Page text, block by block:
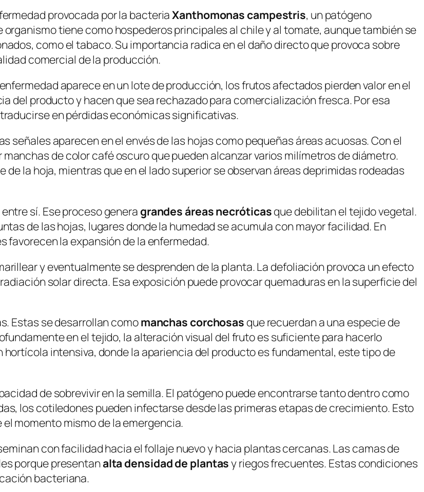
provocada por la bacteriaXanthomonas campestris, un patógeno
tiene como hospederos principales al chile y al tomate, aunque también se
como el tabaco. Su importancia radica en el daño directo que provoca sobre
comercial de la producción.
aparece en un lote de producción, los frutos afectados pierden valor en el
del producto y hacen que sea rechazado para comercialización fresca. Por esa
en pérdidas económicas significativas.
señales aparecen en el envés de las hojas comopequeñas áreas acuosas. Con el
de color café oscuro que pueden alcanzar varios milímetros de diámetro.
la hoja, mientras que en el lado superior se observan áreas deprimidas rodeadas
sí. Ese proceso generagrandes áreas necróticasque debilitan el tejido vegetal.
de las hojas, lugares donde la humedad se acumula con mayor facilidad. En
favorecen la expansión de la enfermedad.
y eventualmente se desprenden de la planta. La defoliación provoca un efecto
solar directa. Esa exposición puede provocar quemaduras en la superficie del
Estas se desarrollan comomanchas corchosasque recuerdan a una especie de
en el tejido, la alteración visual del fruto es suficiente para hacerlo
intensiva, donde la apariencia del producto es fundamental, este tipo de
de sobrevivir en la semilla. El patógeno puede encontrarse tanto dentro como
los cotiledones pueden infectarse desde las primeras etapas de crecimiento. Esto
momento mismo de la emergencia.
con facilidad hacia el follaje nuevo y hacia plantas cercanas. Las camas de
porque presentanalta densidad de plantasy riegos frecuentes. Estas condiciones
bacteriana.